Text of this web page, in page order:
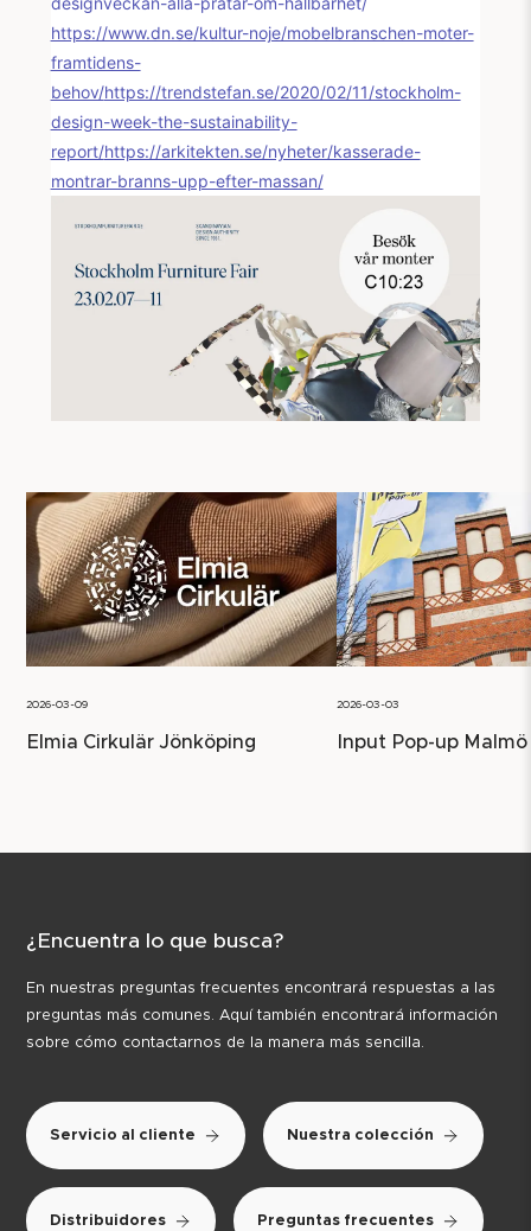
https://www.dn.se/kultur-noje/mobelbranschen-moter-
framtidens-
behov/https://trendstefan.se/2020/02/11/stockholm-
design-week-the-sustainability-
report/https://arkitekten.se/nyheter/kasserade-
montrar-branns-upp-efter-massan/
2026-03-09
Elmia Cirkulär Jönköping
2026-03-03
Input Pop-up Malmö
¿Encuentra lo que busca?
En nuestras preguntas frecuentes encontrará respuestas a las
preguntas más comunes. Aquí también encontrará información
sobre cómo contactarnos de la manera más sencilla.
Servicio al cliente Nuestra colección
Distribuidores Preguntas frecuentes